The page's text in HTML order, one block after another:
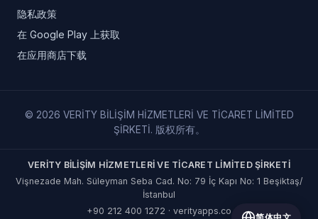
隐私政策
在 Google Play 上获取
在应用商店下载
© 2026 VERİTY BİLİŞİM HİZMETLERİ VE TİCARET LİMİTED
ŞİRKETİ. 版权所有。
VERİTY BİLİŞİM HİZMETLERİ VE TİCARET LİMİTED ŞİRKETİ
Vişnezade Mah. Süleyman Seba Cad. No: 79 İç Kapı No: 1 Beşiktaş/
İstanbul
+90 212 400 1272 · verityapps.co